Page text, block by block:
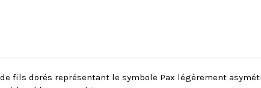
fils dorés représentant le symbole Pax légèrement